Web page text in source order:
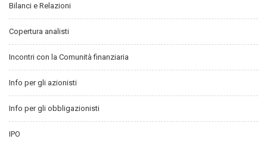
Bilanci e Relazioni
Copertura analisti
Incontri con la Comunità finanziaria
Info per gli azionisti
Info per gli obbligazionisti
IPO